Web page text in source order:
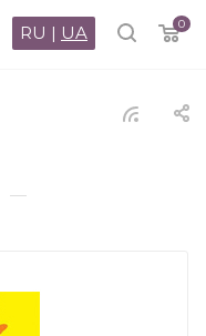
0
RU | UA
—